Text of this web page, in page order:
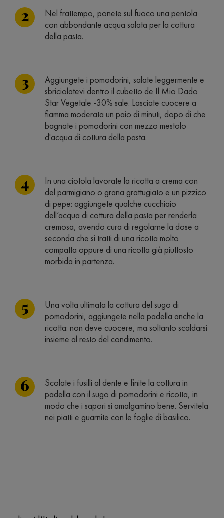
Nel frattempo, ponete sul fuoco una pentola
con abbondante acqua salata per la cottura
della pasta.
Aggiungete i pomodorini, salate leggermente e
sbriciolatevi dentro il cubetto de Il Mio Dado
Star Vegetale -30% sale. Lasciate cuocere a
fiamma moderata un paio di minuti, dopo di che
bagnate i pomodorini con mezzo mestolo
d'acqua di cottura della pasta.
In una ciotola lavorate la ricotta a crema con
del parmigiano o grana grattugiato e un pizzico
di pepe: aggiungete qualche cucchiaio
dell’acqua di cottura della pasta per renderla
cremosa, avendo cura di regolarne la dose a
seconda che si tratti di una ricotta molto
compatta oppure di una ricotta già piuttosto
morbida in partenza.
Una volta ultimata la cottura del sugo di
pomodorini, aggiungete nella padella anche la
ricotta: non deve cuocere, ma soltanto scaldarsi
insieme al resto del condimento.
Scolate i fusilli al dente e finite la cottura in
padella con il sugo di pomodorini e ricotta, in
modo che i sapori si amalgamino bene. Servitela
nei piatti e guarnite con le foglie di basilico.